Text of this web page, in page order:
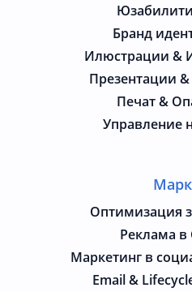
Бранд
Илюстрации &
Презентации &
Печат &
Управление
Оптимизация
Реклама в
Маркетинг в
Email &